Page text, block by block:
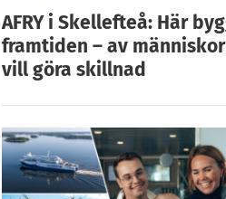
AFRY i Skellefteå: Här
framtiden – av
vill göra skillnad